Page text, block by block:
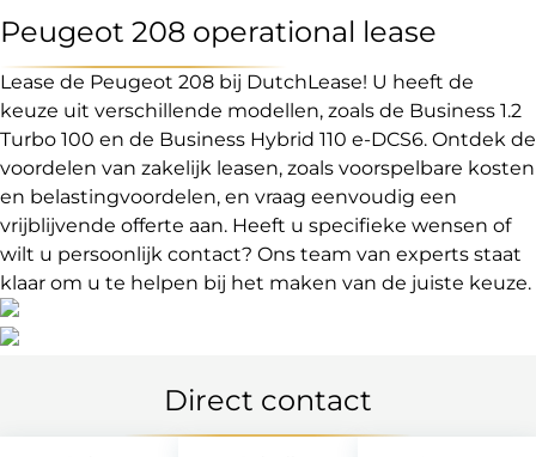
Peugeot 208 operational lease
Lease de Peugeot 208 bij DutchLease! U heeft de
keuze uit verschillende modellen, zoals de Business 1.2
Turbo 100 en de Business Hybrid 110 e-DCS6. Ontdek de
voordelen van zakelijk leasen, zoals voorspelbare kosten
en belastingvoordelen, en vraag eenvoudig een
vrijblijvende offerte aan. Heeft u specifieke wensen of
wilt u persoonlijk contact? Ons team van experts staat
klaar om u te helpen bij het maken van de juiste keuze.
Direct contact